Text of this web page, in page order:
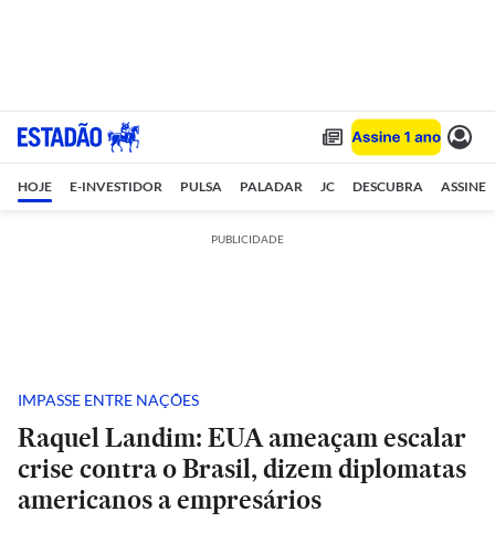
HOJE E-INVESTIDOR PULSA PALADAR JC DESCUBRA ASSINE
PUBLICIDADE
IMPASSE ENTRE NAÇÕES
Raquel Landim: EUA ameaçam escalar
crise contra o Brasil, dizem diplomatas
americanos a empresários